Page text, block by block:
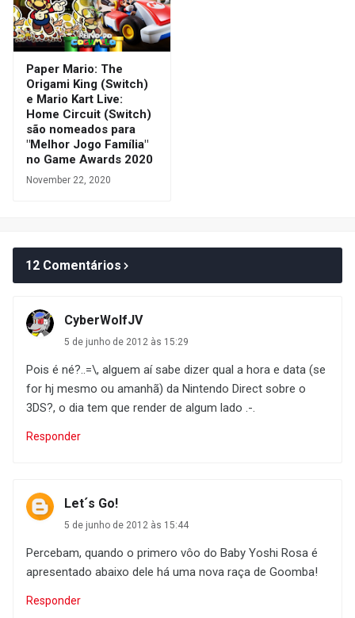
Paper Mario: The
Origami King (Switch)
e Mario Kart Live:
Home Circuit (Switch)
são nomeados para
"Melhor Jogo Família"
no Game Awards 2020
November 22, 2020
12 Comentários
CyberWolfJV
5 de junho de 2012 às 15:29
Pois é né?..=\, alguem aí sabe dizer qual a hora e data (se
for hj mesmo ou amanhã) da Nintendo Direct sobre o
3DS?, o dia tem que render de algum lado .-.
Responder
Let´s Go!
5 de junho de 2012 às 15:44
Percebam, quando o primero vôo do Baby Yoshi Rosa é
apresentado abaixo dele há uma nova raça de Goomba!
Responder